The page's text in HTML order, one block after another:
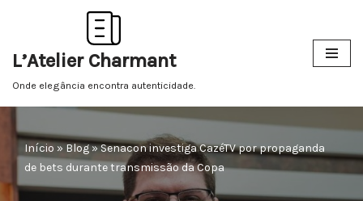
para
o
L’Atelier Charmant
Onde elegância encontra autenticidade.
Início »Blog»Senacon investiga CazéTV por propaganda
de bets durante transmissão da Copa